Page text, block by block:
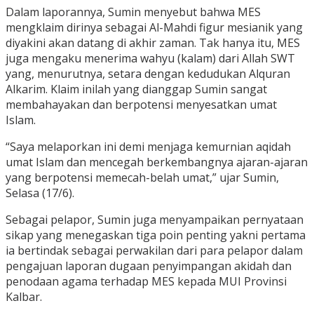
Dalam laporannya, Sumin menyebut bahwa MES
mengklaim dirinya sebagai Al-Mahdi figur mesianik yang
diyakini akan datang di akhir zaman. Tak hanya itu, MES
juga mengaku menerima wahyu (kalam) dari Allah SWT
yang, menurutnya, setara dengan kedudukan Alquran
Alkarim. Klaim inilah yang dianggap Sumin sangat
membahayakan dan berpotensi menyesatkan umat
Islam.
“Saya melaporkan ini demi menjaga kemurnian aqidah
umat Islam dan mencegah berkembangnya ajaran-ajaran
yang berpotensi memecah-belah umat,” ujar Sumin,
Selasa (17/6).
Sebagai pelapor, Sumin juga menyampaikan pernyataan
sikap yang menegaskan tiga poin penting yakni pertama
ia bertindak sebagai perwakilan dari para pelapor dalam
pengajuan laporan dugaan penyimpangan akidah dan
penodaan agama terhadap MES kepada MUI Provinsi
Kalbar.